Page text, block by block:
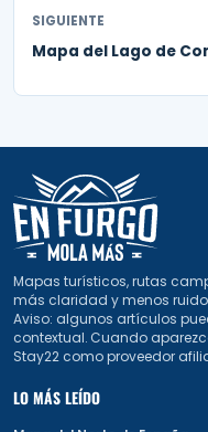
SIGUIENTE
Mapa del Lago de
Mapas turísticos, rutas
más claridad y menos
Aviso: algunos artículos
contextual. Cuando
Stay22 como proveedor
LO MÁS LEÍDO